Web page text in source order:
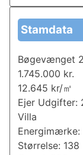
Stamdata
Bøgevænget
1.745.000 kr.
12.645 kr/㎡
Ejer Udgifter:
Villa
Energimærke:
Størrelse: 138